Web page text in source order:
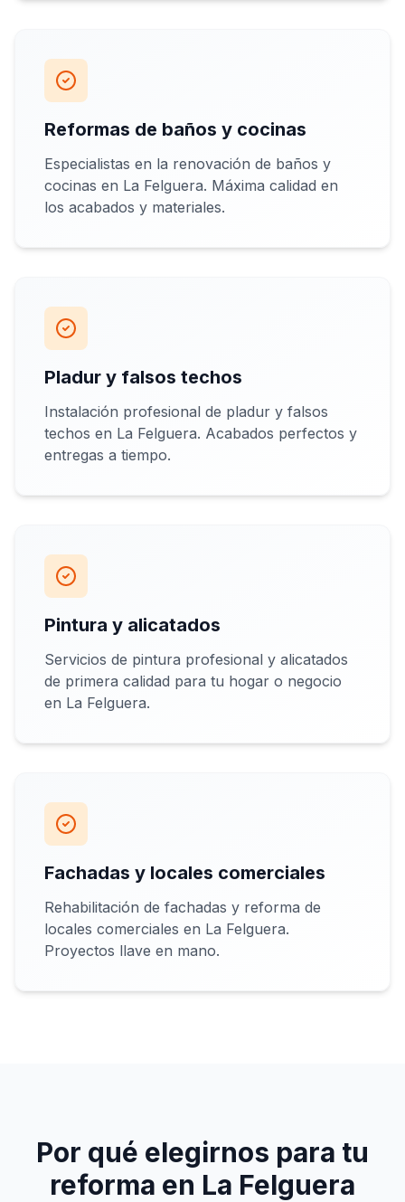
Reformas de baños y cocinas
Especialistas en la renovación de baños y
cocinas en La Felguera. Máxima calidad en
los acabados y materiales.
Pladur y falsos techos
Instalación profesional de pladur y falsos
techos en La Felguera. Acabados perfectos y
entregas a tiempo.
Pintura y alicatados
Servicios de pintura profesional y alicatados
de primera calidad para tu hogar o negocio
en La Felguera.
Fachadas y locales comerciales
Rehabilitación de fachadas y reforma de
locales comerciales en La Felguera.
Proyectos llave en mano.
Por qué elegirnos para tu
reforma en La Felguera